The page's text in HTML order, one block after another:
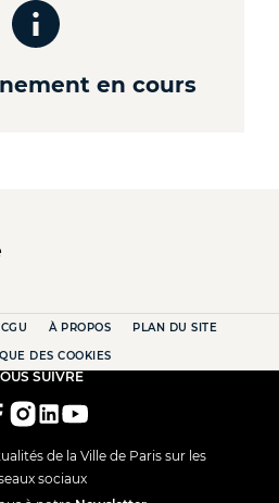
en cours
À PROPOS
PLAN DU SITE
DES COOKIES
SUIVRE
de la Ville de Paris sur les
sociaux